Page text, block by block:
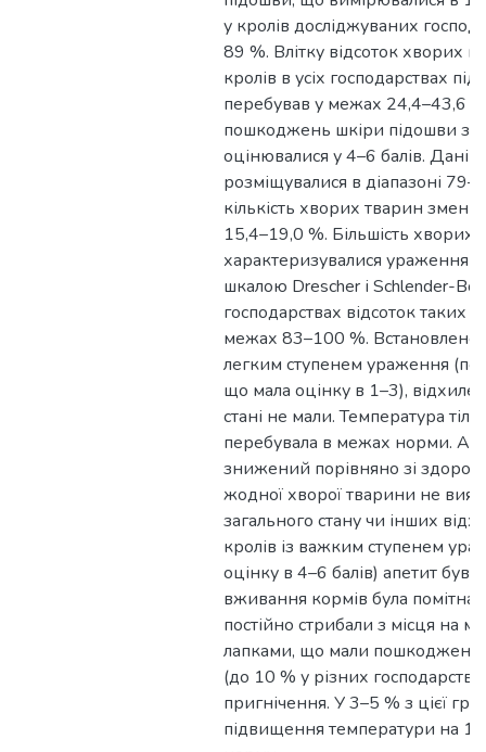
у кролів досліджуваних
89 %. Влітку відсоток хворих
кролів в усіх господарствах
перебував у межах 24,4–43,6
пошкоджень шкіри підошви
оцінювалися у 4–6 балів. Дані
розміщувалися в діапазоні
кількість хворих тварин
15,4–19,0 %. Більшість
характеризувалися
шкалою Drescher і Schlender-
господарствах відсоток таких
межах 83–100 %.
легким ступенем ураження
що мала оцінку в 1–3),
стані не мали. Температура тіла
перебувала в межах норми.
знижений порівняно зі
жодної хворої тварини не
загального стану чи інших
кролів із важким ступенем
оцінку в 4–6 балів) апетит був
вживання кормів була помітна
постійно стрибали з місця на
лапками, що мали
(до 10 % у різних
пригнічення. У 3–5 % з цієї
підвищення температури на